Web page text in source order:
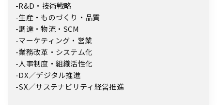
R&D・技術戦略
生産・ものづくり・品質
調達・物流・SCM
マーケティング・営業
業務改革・システム化
人事制度・組織活性化
DX／デジタル推進
SX／サステナビリティ経営推進